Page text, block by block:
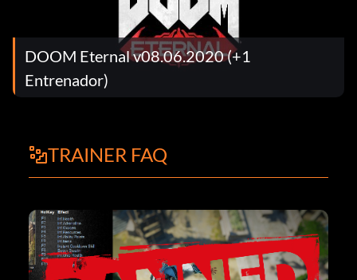
DOOM Eternal v08.06.2020 (+1
Entrenador)
TRAINER FAQ